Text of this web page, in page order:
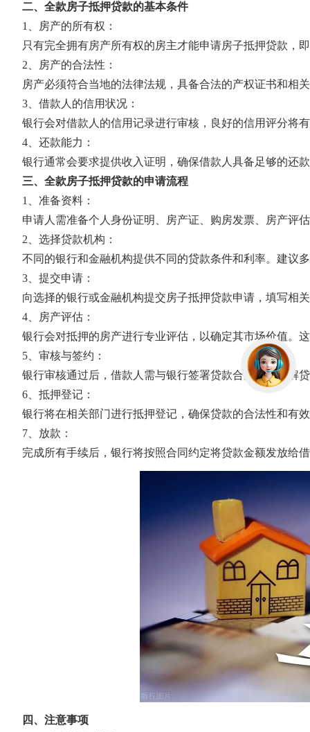
二、全款房子抵押贷款的基本条件
1、房产的所有权：
只有完全拥有房产所有权的房主才能申请房子抵押贷款，
2、房产的合法性：
房产必须符合当地的法律法规，具备合法的产权证书和相
3、借款人的信用状况：
银行会对借款人的信用记录进行审核，良好的信用评分将
4、还款能力：
银行通常会要求提供收入证明，确保借款人具备足够的还
三、全款房子抵押贷款的申请流程
1、准备资料：
申请人需准备个人身份证明、房产证、购房发票、房产评
2、选择贷款机构：
不同的银行和金融机构提供不同的贷款条件和利率。建议
3、提交申请：
向选择的银行或金融机构提交房子抵押贷款申请，填写相
4、房产评估：
银行会对抵押的房产进行专业评估，以确定其市场价值。
5、审核与签约：
银行审核通过后，借款人需与银行签署贷款合同，并了解
6、抵押登记：
银行将在相关部门进行抵押登记，确保贷款的合法性和有
7、放款：
完成所有手续后，银行将按照合同约定将贷款金额发放给
四、注意事项